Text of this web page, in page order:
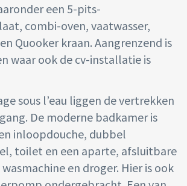
een 5-pits-
combi-oven, vaatwasser,
Quooker kraan. Aangrenzend is
waar ook de cv-installatie is
sous l’eau liggen de vertrekken
De moderne badkamer is
inloopdouche, dubbel
toilet en een aparte, afsluitbare
en droger. Hier is ook